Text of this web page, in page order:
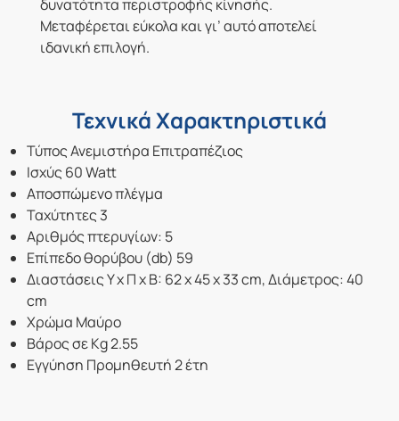
δυνατότητα περιστροφής κίνησής.
Μεταφέρεται εύκολα και γι’ αυτό αποτελεί
ιδανική επιλογή.
Τεχνικά Χαρακτηριστικά
Τύπος Ανεμιστήρα Επιτραπέζιος
Ισχύς 60 Watt
Αποσπώμενο πλέγμα
Ταχύτητες 3
Αριθμός πτερυγίων: 5
Επίπεδο θορύβου (db) 59
Διαστάσεις Υ x Π x Β: 62 x 45 x 33 cm, Διάμετρος: 40
cm
Χρώμα Μαύρο
Βάρος σε Kg 2.55
Εγγύηση Προμηθευτή 2 έτη